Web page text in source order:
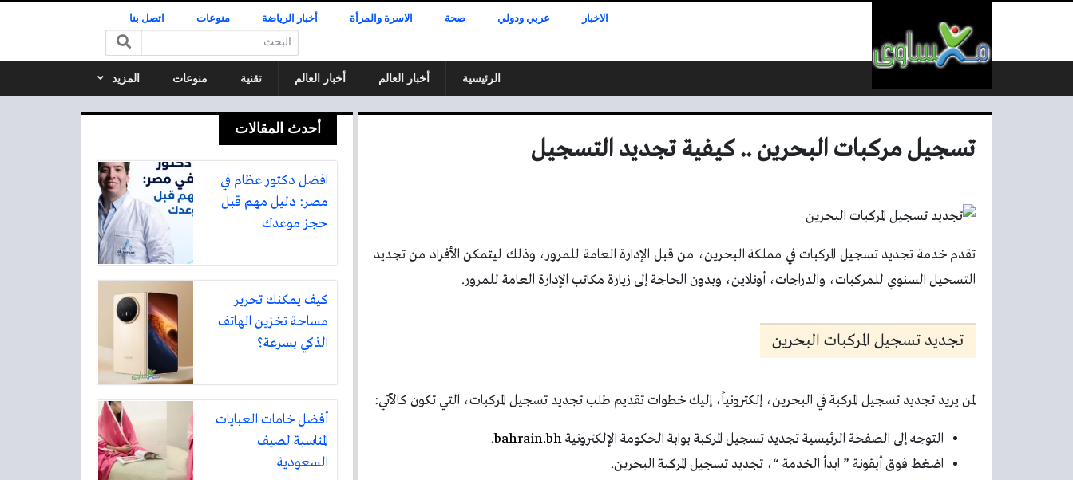
الاخبار عربي ودولي صحة الاسرة والمرأة أخبار الرياضة منوعات اتصل بنا
البحث:
الرئيسية أخبار العالم أخبار العالم تقنية منوعات المزيد
تسجيل مركبات البحرين .. كيفية تجديد التسجيل
تقدم خدمة تجديد تسجيل المركبات في مملكة البحرين، من قبل الإدارة العامة للمرور، وذلك ليتمكن الأفراد من تجديد
التسجيل السنوي للمركبات، والدراجات، أونلاين، وبدون الحاجة إلى زيارة مكاتب الإدارة العامة للمرور.
تجديد تسجيل المركبات البحرين
لمن يريد تجديد تسجيل المركبة في البحرين، إلكترونياً، إليك خطوات تقديم طلب تجديد تسجيل المركبات، التي تكون كالآتي:
التوجه إلى الصفحة الرئيسية تجديد تسجيل المركبة بوابة الحكومة الإلكترونيةbahrain.bh
.
اضغط فوق أيقونة ” ابدأ الخدمة “، تجديد تسجيل المركبة البحرين.
أحدث المقالات
افضل دكتور عظام في
مصر: دليل مهم قبل
حجز موعدك
كيف يمكنك تحرير
مساحة تخزين الهاتف
الذكي بسرعة؟
أفضل خامات العبايات
المناسبة لصيف
السعودية